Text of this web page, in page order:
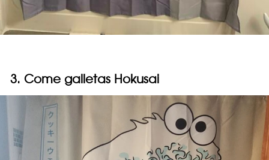
3. Come galletas Hokusai